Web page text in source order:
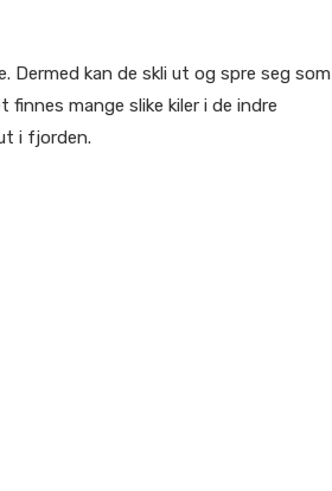
kan de skli ut og spre seg som
mange slike kiler i de indre
i fjorden.